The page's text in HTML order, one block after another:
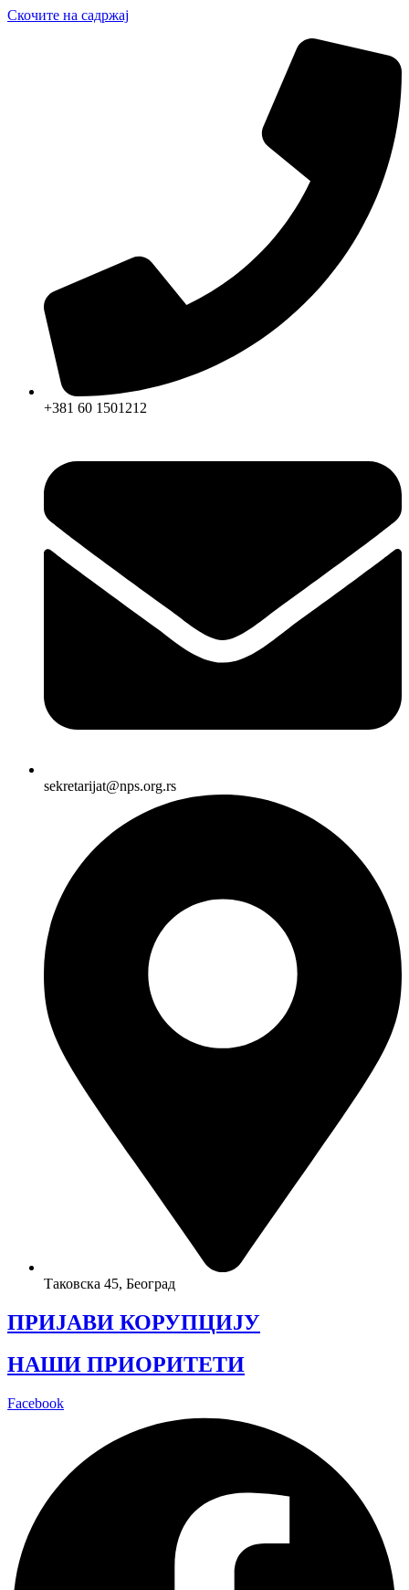
Скочите на садржај
+381 60 1501212
sekretarijat@nps.org.rs
Таковска 45, Београд
ПРИЈАВИ КОРУПЦИЈУ
НАШИ ПРИОРИТЕТИ
Facebook